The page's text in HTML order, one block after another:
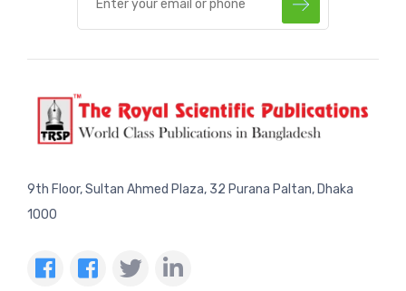
9th Floor, Sultan Ahmed Plaza, 32 Purana Paltan, Dhaka
1000